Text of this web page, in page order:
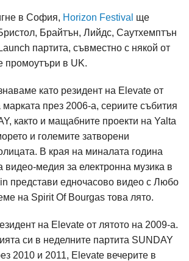
в София, Horizon Festival ще
Брайтън, Лийдс, Саутхемптън
партита, съвместно с някой от
промоутъри в UK.
като резидент на Elevate от
през 2006-а, сериите събития
както и мащабните проекти на Yalta
и големите затворени
В края на миналата година
видео-медия за електронна музика в
представи едночасово видео с Любо
на Spirit Of Bourgas това лято.
на Elevate от лятото на 2009-а.
си в неделните партита SUNDAY
2010 и 2011, Elevate вечерите в